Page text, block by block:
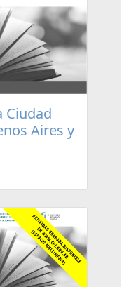
Ciudad
Aires y